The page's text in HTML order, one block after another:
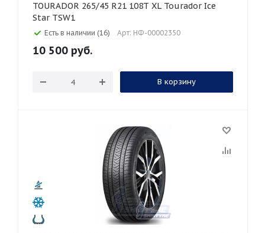
TOURADOR 265/45 R21 108T XL Tourador Ice
Star TSW1
Есть в наличии (16) Арт: НФ-00002350
10 500 руб.
В корзину